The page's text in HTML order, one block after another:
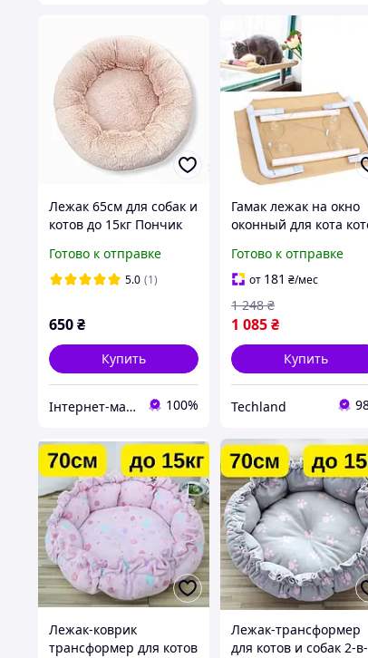
Лежак 65см для собак и
котов до 15кг Пончик
Готово к отправке
5.0 (1)
650₴
Купить
Інтернет-магазин "Велетень" 100%
Гамак лежак на окно
оконный для кота
крепление на
присосках, размер 54 х
32 см
Готово к отправке
от 181 ₴/мес
1 085₴
1 248 ₴
Купить
Techland
Лежак-коврик
трансформер для котов
Лежак-трансформер
для котов и собак 2-